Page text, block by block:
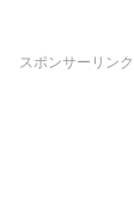
スポンサーリンク